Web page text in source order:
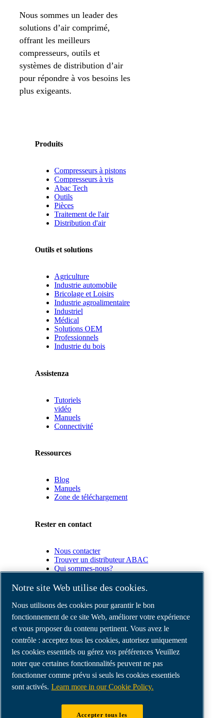
Nous sommes un leader des
solutions d’air comprimé,
offrant les meilleurs
compresseurs, outils et
systèmes de distribution d’air
pour répondre à vos besoins les
plus exigeants.
Produits
Compresseurs à pistons
Compresseurs à vis
Abac Tech
Outils
Pièces
Traitement de l'air
Distribution d'air
Outils et solutions
Agriculture
Industrie automobile
Bricolage et Loisirs
Industrie agroalimentaire
Industriel
Médical
Solutions OEM
Professionnels
Industrie du bois
Assistenza
Tutoriels
vidéo
Manuels
Connectivité
Ressources
Blog
Manuels
Zone de téléchargement
Rester en contact
Nous contacter
Trouver un distributeur ABAC
Qui sommes-nous?
Partenaires
Espace
Partenaires
commerciaux
E-
Connect
2.0
Portal
Notre site Web utilise des cookies.
Nous utilisons des cookies pour garantir le bon
fonctionnement de ce site Web, améliorer votre expérience
et vous proposer du contenu pertinent. Vous avez le
contrôle : acceptez tous les cookies, autorisez uniquement
les cookies essentiels ou gérez vos préférences Veuillez
noter que certaines fonctionnalités peuvent ne pas
fonctionner comme prévu si seuls les cookies essentiels
sont activés. Learn more in our Cookie Policy.
Accepter tous les